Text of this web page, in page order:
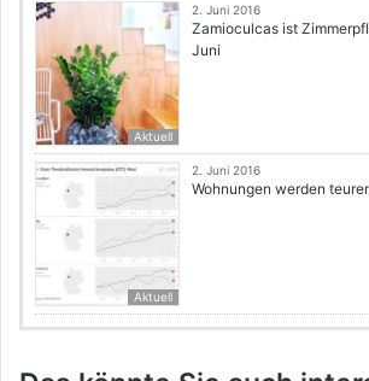
Aktuell
2. Juni 2016
Zamioculcas ist
Juni
Aktuell
2. Juni 2016
Wohnungen werden